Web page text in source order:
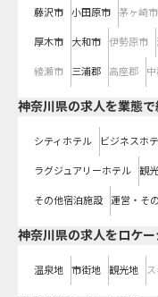
藤沢市 小田原市 茅ヶ崎市
厚木市 大和市 伊勢原市
綾瀬市 三浦郡 高座郡
神奈川県の求人を業態で
シティホテル ビジネスホ
ラグジュアリーホテル 観
その他宿泊施設 運営・そ
神奈川県の求人をロケ
温泉地 市街地 観光地